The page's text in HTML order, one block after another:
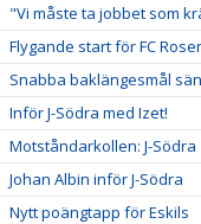
"Vi måste ta jobbet som
Flygande start för FC
Snabba baklängesmål
Inför J-Södra med Izet!
Motståndarkollen: J-Södra
Johan Albin inför J-Södra
Nytt poängtapp för Eskils